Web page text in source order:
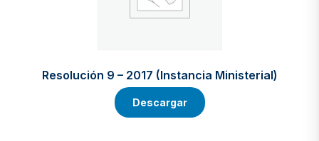
Resolución 9 – 2017 (Instancia Ministerial)
Descargar